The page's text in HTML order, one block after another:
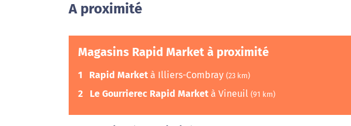
A proximité
Magasins Rapid Market à proximité
1 Rapid Market à Illiers-Combray (23 km)
2 Le Gourrierec Rapid Market à Vineuil (91 km)